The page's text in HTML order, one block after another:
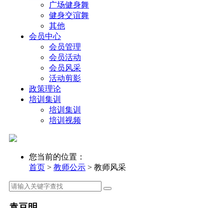
广场健身舞
健身交谊舞
其他
会员中心
会员管理
会员活动
会员风采
活动剪影
政策理论
培训集训
培训集训
培训视频
您当前的位置：
首页 > 教师公示 > 教师风采